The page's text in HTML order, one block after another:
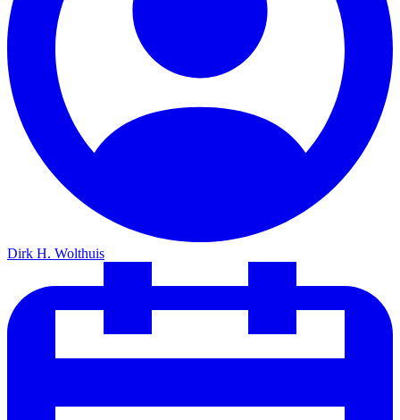
Dirk H. Wolthuis